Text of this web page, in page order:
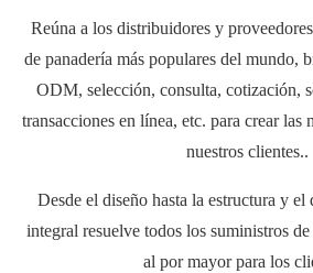
Reúna a los distribuidores y
de panadería más populares del mundo,
ODM, selección, consulta, cotización,
transacciones en línea, etc. para crear las
nuestros clientes..
Desde el diseño hasta la estructura y
integral resuelve todos los suministros
al por mayor para los